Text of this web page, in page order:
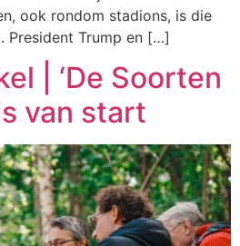
ook rondom stadions, is die
President Trump en […]
| ‘De Soorten
van start